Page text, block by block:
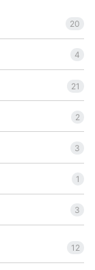
20
4
21
2
3
1
3
12